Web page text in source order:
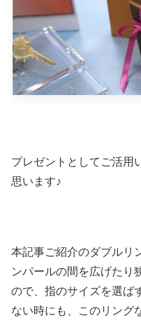
プレゼントとしてご活用
思います♪
本記事ご紹介のダブルリ
ンパールの間を広げたり
ので、指のサイズを選
ない時にも、このリング